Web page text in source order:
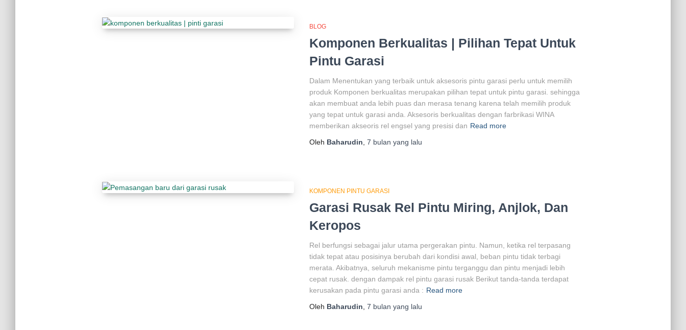
BLOG
Komponen Berkualitas | Pilihan Tepat Untuk
Pintu Garasi
Dalam Menentukan yang terbaik untuk aksesoris pintu garasi perlu untuk memilih
produk Komponen berkualitas merupakan pilihan tepat untuk pintu garasi. sehingga
akan membuat anda lebih puas dan merasa tenang karena telah memilih produk
yang tepat untuk garasi anda. Aksesoris berkualitas dengan farbrikasi WINA
memberikan akseoris rel engsel yang presisi dan Read more
Oleh Baharudin 7 bulan yang lalu
KOMPONEN PINTU GARASI
Garasi Rusak Rel Pintu Miring, Anjlok, Dan
Keropos
Rel berfungsi sebagai jalur utama pergerakan pintu. Namun, ketika rel terpasang
tidak tepat atau posisinya berubah dari kondisi awal, beban pintu tidak terbagi
merata. Akibatnya, seluruh mekanisme pintu terganggu dan pintu menjadi lebih
cepat rusak. dengan dampak rel pintu garasi rusak Berikut tanda-tanda terdapat
kerusakan pada pintu garasi anda : Read more
Oleh Baharudin 7 bulan yang lalu